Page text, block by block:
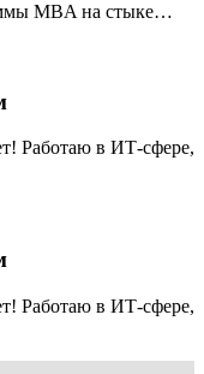
MBA на стыке…
Работаю в ИТ-сфере,
Работаю в ИТ-сфере,